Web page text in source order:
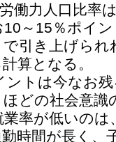
働力人口比率
～15％ポイ
引き上げられ
算となる。
トは今なお
どの社会意識
率が低いのは
時間が長く、